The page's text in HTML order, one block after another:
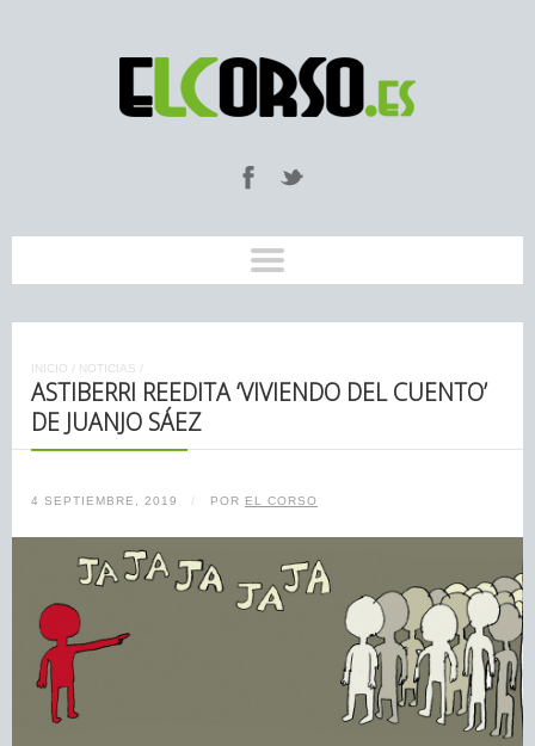
INICIO / NOTICIAS /
ASTIBERRI REEDITA ‘VIVIENDO DEL CUENTO’
DE JUANJO SÁEZ
4 SEPTIEMBRE, 2019 / POR EL CORSO